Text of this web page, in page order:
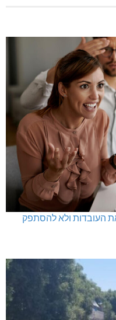
העובדות ולא להסתפק